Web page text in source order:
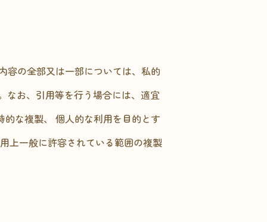
容の全部又は一部については、私的
なお、引用等を行う場合には、適宜
な複製、 個人的な利用を目的とす
上一般に許容されている範囲の複製